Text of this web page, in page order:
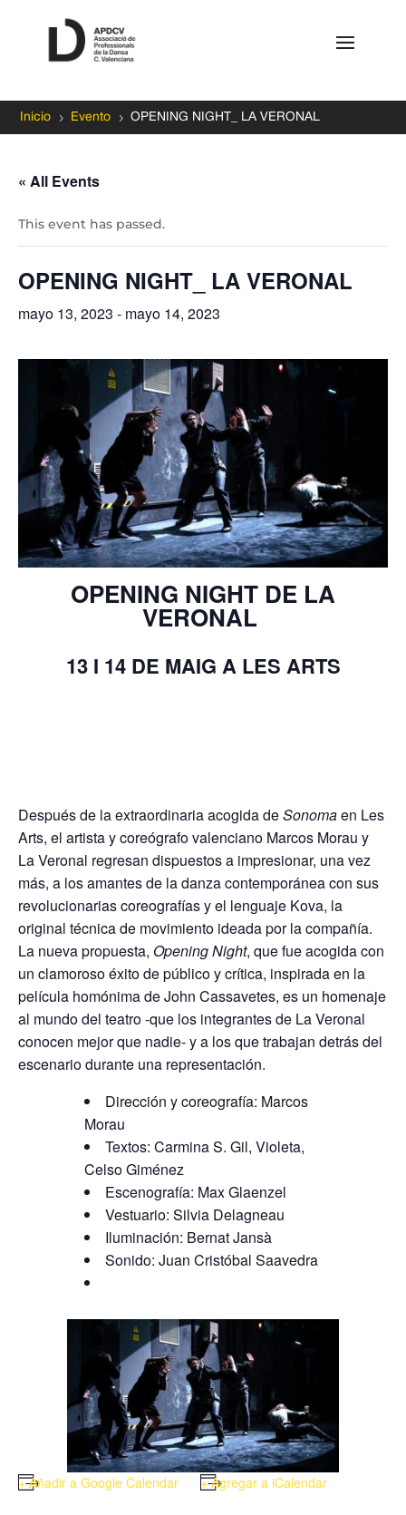
Inicio 5 Evento 5 OPENING NIGHT_ LA VERONAL
« All Events
This event has passed.
OPENING NIGHT_ LA VERONAL
mayo 13, 2023 - mayo 14, 2023
OPENING NIGHT DE LA
VERONAL
13 I 14 DE MAIG A LES ARTS
Después de la extraordinaria acogida deSonomaen Les
Arts, el artista y coreógrafo valenciano Marcos Morau y
La Veronal regresan dispuestos a impresionar, una vez
más, a los amantes de la danza contemporánea con sus
revolucionarias coreografías y el lenguaje Kova, la
original técnica de movimiento ideada por la compañía.
La nueva propuesta, Opening Night, que fue acogida con
un clamoroso éxito de público y crítica, inspirada en la
película homónima de John Cassavetes, es un homenaje
al mundo del teatro -que los integrantes de La Veronal
conocen mejor que nadie- y a los que trabajan detrás del
escenario durante una representación.
Dirección y coreografía: Marcos
Morau
Textos: Carmina S. Gil, Violeta,
Celso Giménez
Escenografía: Max Glaenzel
Vestuario: Silvia Delagneau
Iluminación: Bernat Jansà
Sonido: Juan Cristóbal Saavedra
+ Añadir a Google Calendar + Agregar a iCalendar